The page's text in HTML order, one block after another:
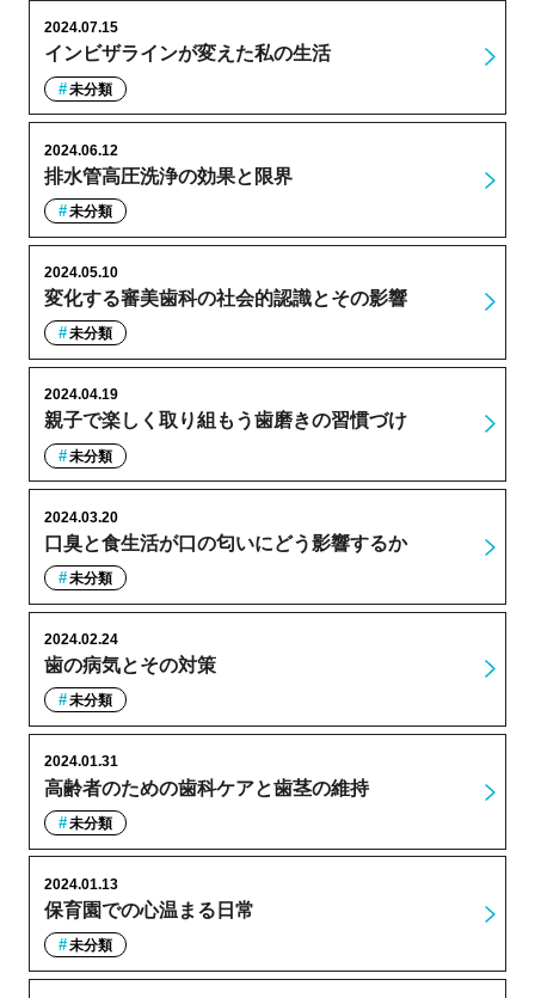
インビザラインが変えた私の生活
2024.07.15
未分類
排水管高圧洗浄の効果と限界
2024.06.12
未分類
変化する審美歯科の社会的認識とその影響
2024.05.10
未分類
親子で楽しく取り組もう歯磨きの習慣づけ
2024.04.19
未分類
口臭と食生活が口の匂いにどう影響するか
2024.03.20
未分類
歯の病気とその対策
2024.02.24
未分類
高齢者のための歯科ケアと歯茎の維持
2024.01.31
未分類
保育園での心温まる日常
2024.01.13
未分類